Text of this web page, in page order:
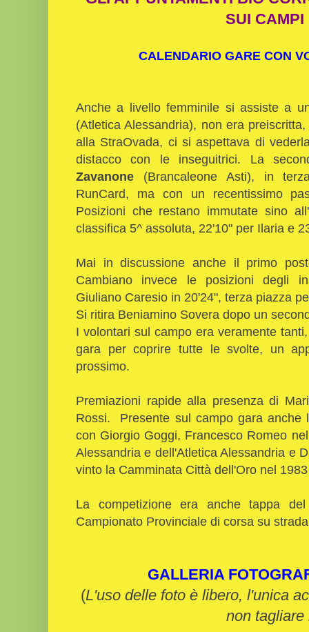
SUI
CALENDARIO GARE CON
Anche a livello femminile si assiste a
(Atletica Alessandria), non era
alla StraOvada, ci si aspettava di
distacco con le inseguitrici. La
Zavanone (Brancaleone Asti), in
RunCard, ma con un recentissimo
Posizioni che restano immutate sino
classifica 5^ assoluta, 22'10" per Ilaria e
Mai in discussione anche il primo
Cambiano invece le posizioni degli
Giuliano Caresio in 20'24", terza piazza
Si ritira Beniamino Sovera dopo un
I volontari sul campo era veramente
gara per coprire tutte le svolte, un
prossimo.
Premiazioni rapide alla presenza di
Rossi. Presente sul campo gara anche
con Giorgio Goggi, Francesco Romeo
Alessandria e dell'Atletica Alessandria e
vinto la Camminata Città dell'Oro nel
La competizione era anche tappa
Campionato Provinciale di corsa su
GALLERIA
(L'uso delle foto è libero, l'unica
non tagliare